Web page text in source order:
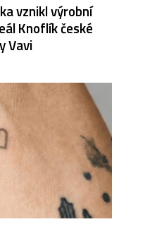
vznikl výrobní
Knoflík české
Vavi